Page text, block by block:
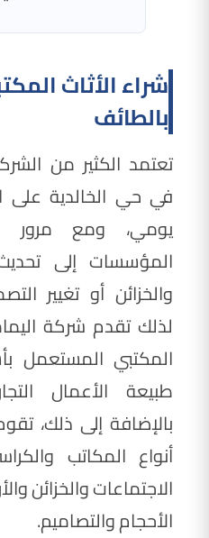
شراء الأثاث
بالطائف
تعتمد الكثير من
في حي الخالدية على
يومي، ومع مرور
المؤسسات إلى
والخزائن أو تغيير
لذلك تقدم شركة
المكتبي المستعمل
طبيعة الأعمال
بالإضافة إلى ذلك،
أنواع المكاتب
الاجتماعات والخزائن
الأحجام والتصاميم.